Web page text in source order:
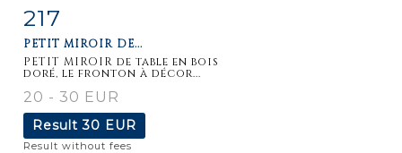
Item detail
217
PETIT MIROIR DE...
PETIT MIROIR de table en bois
doré, le fronton à décor...
20 - 30 EUR
Result30 EUR
Result without fees